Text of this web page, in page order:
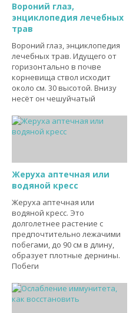
Вороний глаз,
энциклопедия лечебных
трав
Вороний глаз, энциклопедия
лечебных трав. Идущего от
горизонтально в почве
корневища ствол исходит
около см. 30 высотой. Внизу
несёт он чешуйчатый
Жеруха аптечная или
водяной кресс
Жеруха аптечная или
водяной кресс. Это
долголетнее растение с
предпочтительно лежачими
побегами, до 90 см в длину,
образует плотные дернины.
Побеги